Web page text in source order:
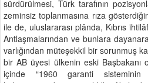
sürdürülmesi, Türk tarafının
zeminsiz toplanmasına rıza
ile de, uluslararası plânda, Kıbrıs
Antlaşmalarından ve bunlara
varlığından müteşekkil bir sorunmuş
bir AB üyesi ülkenin eski Başbakanı
içinde “1960 garanti sisteminin